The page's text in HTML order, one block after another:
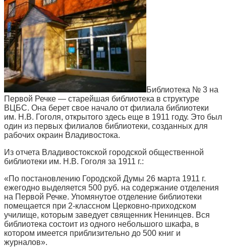
Библиотека № 3 на
Первой Речке — старейшая библиотека в структуре
ВЦБС. Она берет свое начало от филиала библиотеки
им. Н.В. Гоголя, открытого здесь еще в 1911 году. Это был
один из первых филиалов библиотеки, созданных для
рабочих окраин Владивостока.
Из отчета Владивостокской городской общественной
библиотеки им. Н.В. Гоголя за 1911 г.:
«По постановлению Городской Думы 26 марта 1911 г.
ежегодно выделяется 500 руб. на содержание отделения
на Первой Речке. Упомянутое отделение библиотеки
помещается при 2-классном Церковно-приходском
училище, которым заведует священник Ненинцев. Вся
библиотека состоит из одного небольшого шкафа, в
котором имеется приблизительно до 500 книг и
журналов».